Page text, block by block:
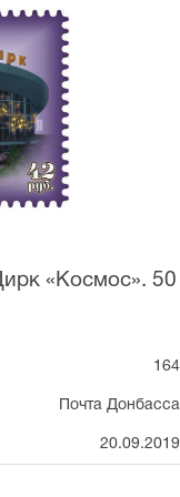
«Космос». 50
164
Почта Донбасса
20.09.2019